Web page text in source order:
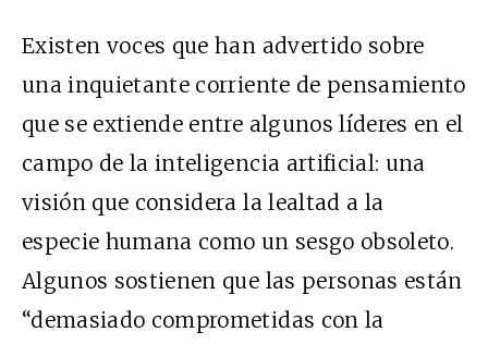
Existen voces que han advertido sobre
una inquietante corriente de pensamiento
que se extiende entre algunos líderes en el
campo de la inteligencia artificial: una
visión que considera la lealtad a la
especie humana como un sesgo obsoleto.
Algunos sostienen que las personas están
“demasiado comprometidas con la